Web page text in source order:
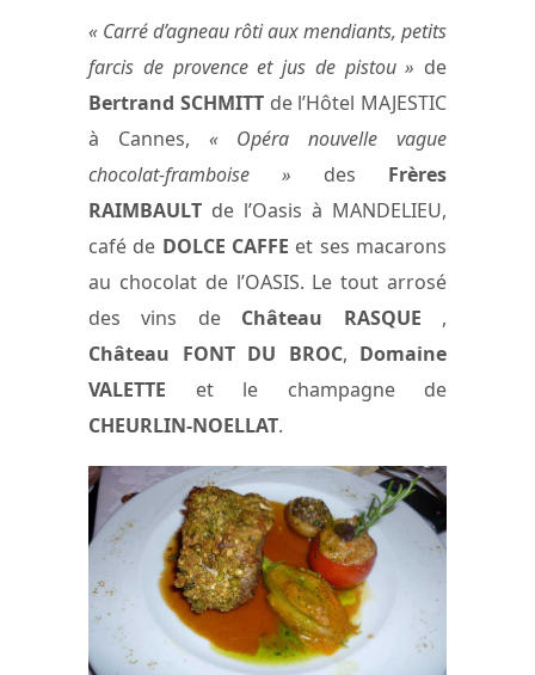
« Carré d’agneau rôti aux mendiants, petits
farcis de provence et jus de pistou » de
Bertrand SCHMITTde l’Hôtel MAJESTIC
à Cannes, « Opéra nouvelle vague
chocolat-framboise » des Frères
RAIMBAULT de l’Oasis à MANDELIEU,
café de DOLCE CAFFE et ses macarons
au chocolat de l’OASIS. Le tout arrosé
des vins de Château RASQUE ,
Château FONT DU BROC, Domaine
VALETTE et le champagne de
CHEURLIN-NOELLAT.